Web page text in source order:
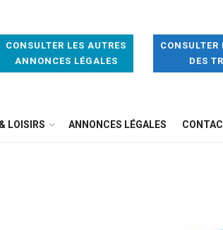
CONSULTER LES AUTRES
ANNONCES LÉGALES
CONSULTER
DES
LOISIRS ANNONCES LÉGALES